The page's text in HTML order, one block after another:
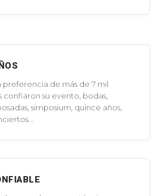
preferencia de más de 7 mil
confiaron su evento, bodas,
simposium, quince años,